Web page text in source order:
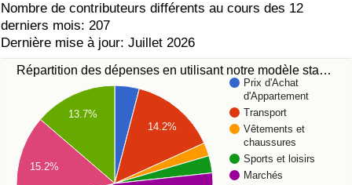
Nombre de contributeurs différents au cours des 12
derniers mois: 207
Dernière mise à jour: Juillet 2026
Répartition des dépenses en utilisant notre modèle sta…
Prix d'Achat
d'Appartement
Transport
Vêtements et
chaussures
Sports et loisirs
Marchés
14.2%
13.7%
15.2%